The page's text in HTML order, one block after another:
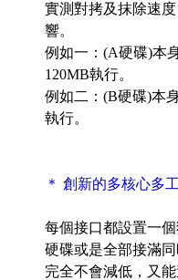
實測對拷及抹除速度
響。
例如一：(A硬碟)本
120MB執行。
例如二：(B硬碟)本
執行。
＊ 創新的多核心多
每個接口都設置一
硬碟或是全部接滿
完全不會減低，又